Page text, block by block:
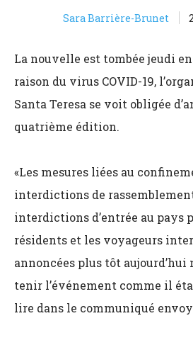
Sara Barrière-Brunet
La nouvelle est tombée jeudi
raison du virus COVID-19,
Santa Teresa se voit obligée
quatrième édition.
«Les mesures liées au
interdictions de
interdictions d’entrée au pays
résidents et les voyageurs
annoncées plus tôt aujourd’hui
tenir l’événement comme il
lire dans le communiqué